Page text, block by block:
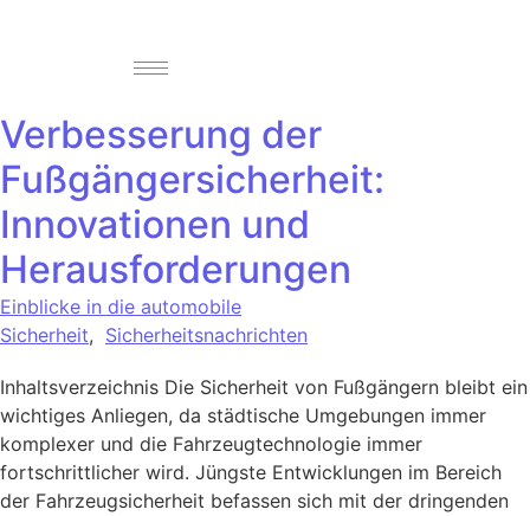
Verbesserung der
Fußgängersicherheit:
Innovationen und
Herausforderungen
Einblicke in die automobile
Sicherheit, Sicherheitsnachrichten
Inhaltsverzeichnis Die Sicherheit von Fußgängern bleibt ein
wichtiges Anliegen, da städtische Umgebungen immer
komplexer und die Fahrzeugtechnologie immer
fortschrittlicher wird. Jüngste Entwicklungen im Bereich
der Fahrzeugsicherheit befassen sich mit der dringenden